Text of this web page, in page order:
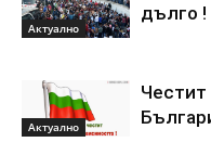
Актуално
дълго
Актуално
Честит